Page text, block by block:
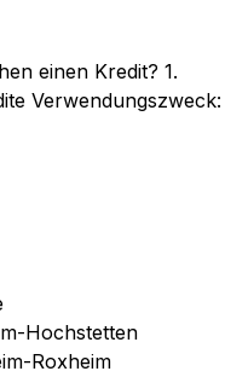
einen Kredit? 1.
Verwendungszweck:
Hochstetten
Roxheim